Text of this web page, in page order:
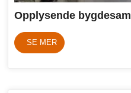
SE MER